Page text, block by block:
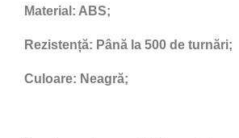
Material: ABS;
Rezistență: Până la 500 de turnări;
Culoare: Neagră;